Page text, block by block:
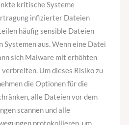
kritische Systeme
infizierter Dateien
häufig sensible Dateien
Systemen aus. Wenn eine Datei
sich Malware mit erhöhten
Um dieses Risiko zu
die Optionen für die
alle Dateien vor dem
scannen und alle